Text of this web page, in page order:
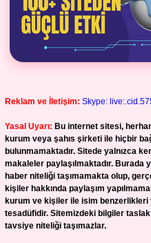
Reklam ve İletişim: Skype:
Yasal Uyarı: Bu internet sitesi,
kurum veya şahıs şirketi ile hiçbir
bulunmamaktadır. Sitede yalnızca
makaleler paylaşılmaktadır. Burada
haber niteliği taşımamakta olup,
kişiler hakkında paylaşım
kurum ve kişiler ile isim benzerlikleri
tesadüfidir. Sitemizdeki bilgiler
tavsiye niteliği taşımazlar.